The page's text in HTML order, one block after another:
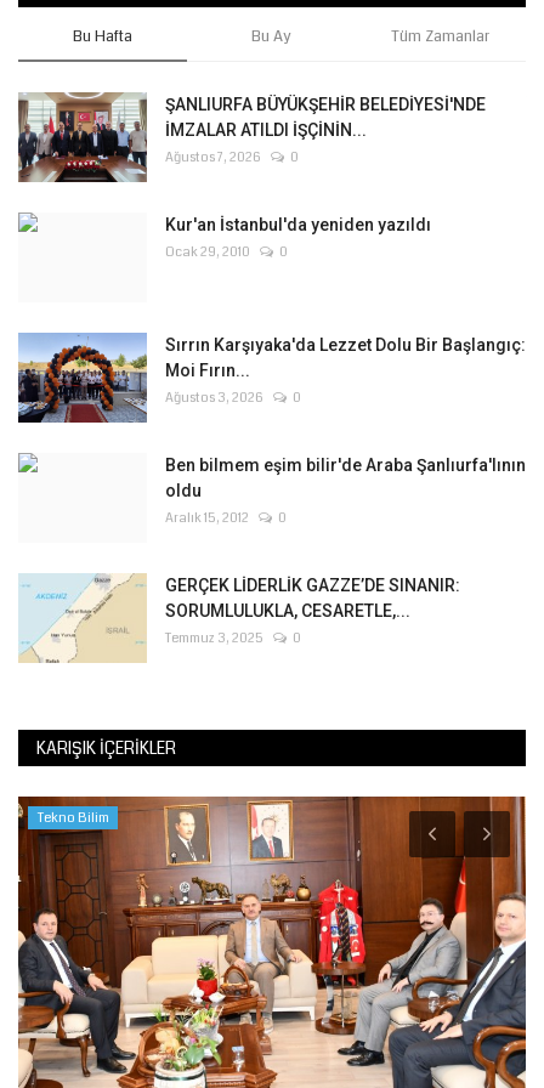
Bu Hafta Bu Ay Tüm Zamanlar
ŞANLIURFA BÜYÜKŞEHİR BELEDİYESİ'NDE
İMZALAR ATILDI İŞÇİNİN...
Ağustos 7, 2026 0
Kur'an İstanbul'da yeniden yazıldı
Ocak 29, 2010 0
Sırrın Karşıyaka'da Lezzet Dolu Bir Başlangıç:
Moi Fırın...
Ağustos 3, 2026 0
Ben bilmem eşim bilir'de Araba Şanlıurfa'lının
oldu
Aralık 15, 2012 0
GERÇEK LİDERLİK GAZZE’DE SINANIR:
SORUMLULUKLA, CESARETLE,...
Temmuz 3, 2025 0
KARIŞIK İÇERIKLER
Tekno Bilim